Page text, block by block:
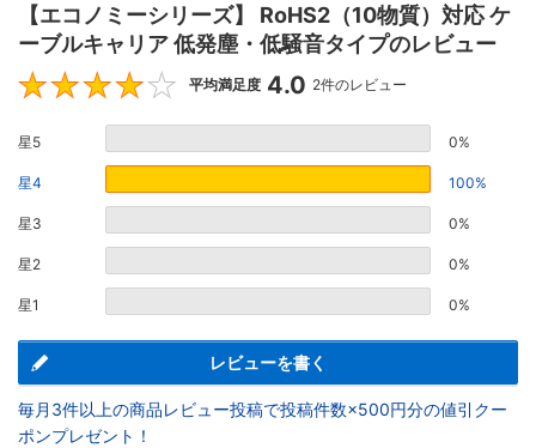
【エコノミーシリーズ】 RoHS2（10物質）対応 ケ
ーブルキャリア 低発塵・低騒音タイプのレビュー
4
平均満足度 4.0 2件のレビュー
星5 0%
星4 100%
星3 0%
星2 0%
星1 0%
レビューを書く
毎月3件以上の商品レビュー投稿で投稿件数×500円分の値引クー
ポンプレゼント！